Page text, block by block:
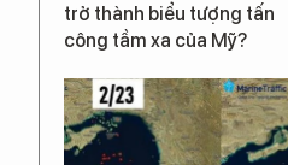
trở thành biểu tượng tấn
công tầm xa của Mỹ?